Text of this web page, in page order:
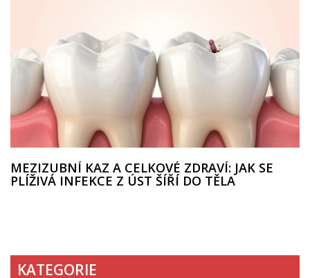
MEZIZUBNÍ KAZ A CELKOVÉ ZDRAVÍ: JAK SE
PLÍŽIVÁ INFEKCE Z ÚST ŠÍŘÍ DO TĚLA
KATEGORIE